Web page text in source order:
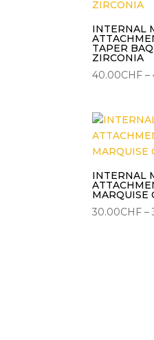
INTERNAL
TAPER
ZIRCONIA
40.00CHF –
INTERNAL
MARQUISE
30.00CHF –